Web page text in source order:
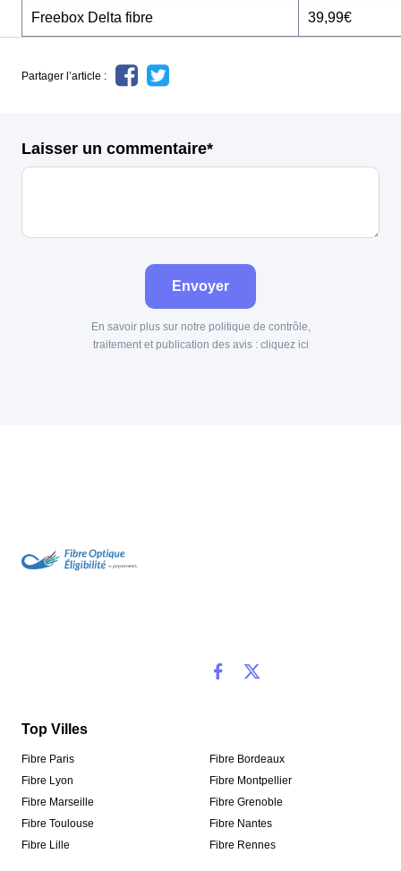
Freebox Delta fibre 39,99€
Partager l’article :
Laisser un commentaire*
Envoyer
En savoir plus sur notre politique de contrôle,
traitement et publication des avis : cliquez ici
Top Villes
Fibre Paris
Fibre Lyon
Fibre Marseille
Fibre Toulouse
Fibre Lille
Fibre Bordeaux
Fibre Montpellier
Fibre Grenoble
Fibre Nantes
Fibre Rennes